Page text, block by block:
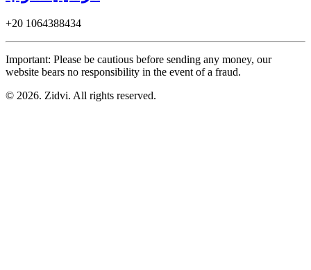
+20 1064388434
Important: Please be cautious before sending any money, our
website bears no responsibility in the event of a fraud.
© 2026. Zidvi. All rights reserved.